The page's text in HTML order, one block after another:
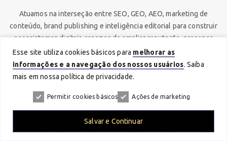
Atuamos na interseção entre SEO, GEO, AEO, marketing de
conteúdo, brand publishing e inteligência editorial para construir
ecossistemas digitais capazes de ampliar reputação, presença
orgânica e geração de demanda.
Nossa forma de trabalho combina rigor jornalístico, profundidade
jornada do consumidor.
Ajudamos empresas a organizar seu conhecimento como ativo de
autoridade, tornando suas marcas mais encontráveis, confiáveis e
Esse site utiliza cookies básicos para melhorar as
informações e a navegação dos nossos usuários. Saiba
mais em nossa política de privacidade.
Permitir cookies básicos Ações de marketing
Salvar e Continuar